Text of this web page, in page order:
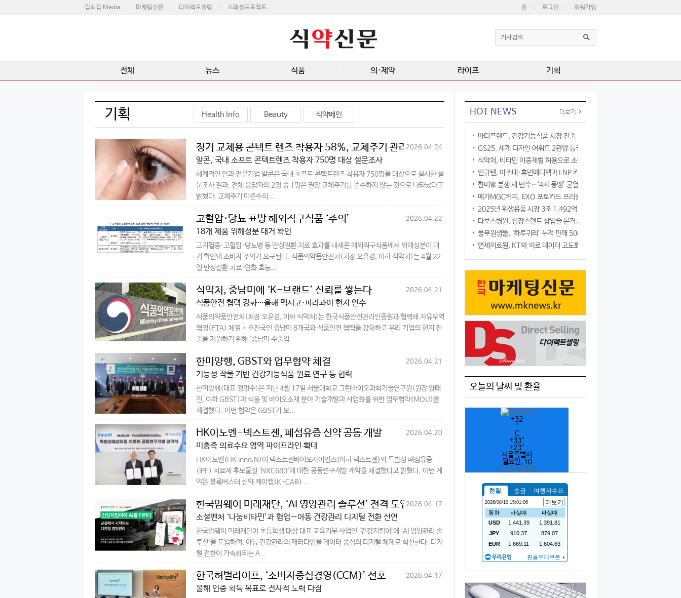
김&김 Media 마케팅신문 다이렉트셀링 스페셜프로젝트 홈 로그인 회원가입
전체 뉴스 식품 의·제약 라이프 기획
기획 Health Info Beauty 식약메인
정기 교체용 콘텍트 렌즈 착용자 58%, 교체주기 관리 미흡
알콘, 국내 소프트 콘텍트렌즈 착용자 750명 대상 설문조사
2026.04.24
세계적인 안과 전문기업 알콘은 국내 소프트 콘택트렌즈 착용자 750명을 대상으로 실시한 설
문조사 결과, 전체 응답자의 2명 중 1명은 권장 교체주기를 준수하지 않는 것으로 나타났다고
밝혔다. 교체주기 미준수의 ...
고혈압·당뇨 표방 해외직구식품 ‘주의’
18개 제품 위해성분 대거 확인
2026.04.22
고지혈증·고혈압·당뇨병 등 만성질환 치료 효과를 내세운 해외직구식품에서 위해성분이 대
거 확인돼 소비자 주의가 요구된다. 식품의약품안전처(처장 오유경, 이하 식약처)는 4월 22
일 만성질환 치료·완화 효능...
식약처, 중남미에 ‘K-브랜드’ 신뢰를 쌓는다
식품안전 협력 강화…올해 멕시코·파라과이 현지 연수
2026.04.21
식품의약품안전처(처장 오유경, 이하 식약처)는 한국식품안전관리인증원과 협력해 자유무역
협정(FTA) 체결‧추진국인 중남미 8개국과 식품안전 협력을 강화하고 우리 기업의 현지 진
출을 지원하기 위해 ‘중남미 수출입...
한미양행, GBST와 업무협약 체결
기능성 작물 기반 건강기능식품 원료 연구 등 협력
2026.04.21
한미양행(대표 정명수)은 지난 4월 17일 서울대학교 그린바이오과학기술연구원(원장 양태
진, 이하 GBST)과 식품 및 바이오소재 분야 기술개발과 사업화를 위한 업무협약(MOU)을
체결했다. 이번 협약은 GBST가 보...
HK이노엔-넥스트젠, 폐섬유증 신약 공동 개발
미충족 의료수요 영역 파이프라인 확대
2026.04.20
HK이노엔(HK inno.N)이 넥스트젠바이오사이언스(이하 넥스트젠)와 특발성 폐섬유증
(IPF) 치료제 후보물질 'NXC680'에 대한 공동연구개발 계약을 체결했다고 밝혔다. 이번 계
약은 블록버스터 신약 케이캡(K-CAB) ...
한국암웨이 미래재단, ‘AI 영양관리 솔루션’ 전격 도입
소셜벤처 ‘나눔비타민’과 협업…아동 건강관리 디지털 전환 선언
2026.04.17
한국암웨이 미래재단이 초등학생 대상 대표 교육기부 사업인 ‘건강지킴이’에 ‘AI 영양관리 솔
루션’을 도입하며, 아동 건강관리의 패러다임을 데이터 중심의 디지털 체제로 혁신한다. 디지
털 전환이 가속화되는 A...
한국허벌라이프, ‘소비자중심경영(CCM)’ 선포
올해 인증 획득 목표로 전사적 노력 다짐
2026.04.17
HOT NEWS 더보기
바디프랜드, 건강기능식품 시장 진출
GS25, 세계 디자인 어워드 2관왕 등극
식약처, 비타민 이중제형 허용으로 소비자 선택권 확대
인큐텐, 아주대·휴먼메디텍과 LNP 커큐민 공동연구
한미家 분쟁 새 변수…‘4자 동맹’ 균열 현실화
메가MGC커피, EXO 포토카드 프리퀀시 이벤트
2025년 위생용품 시장 3조 1,492억 원
다보스병원, 심장스텐트 삽입술 본격 시행
풀무원샘물, ‘하루귀리’ 누적 판매 500만 병 돌파
연세의료원, KT와 의료 데이터 고도화 협력
오늘의 날씨 및 환율
+32
°
C
+33°
+23°
서울특별시
월요일, 10
7일 예보 보기